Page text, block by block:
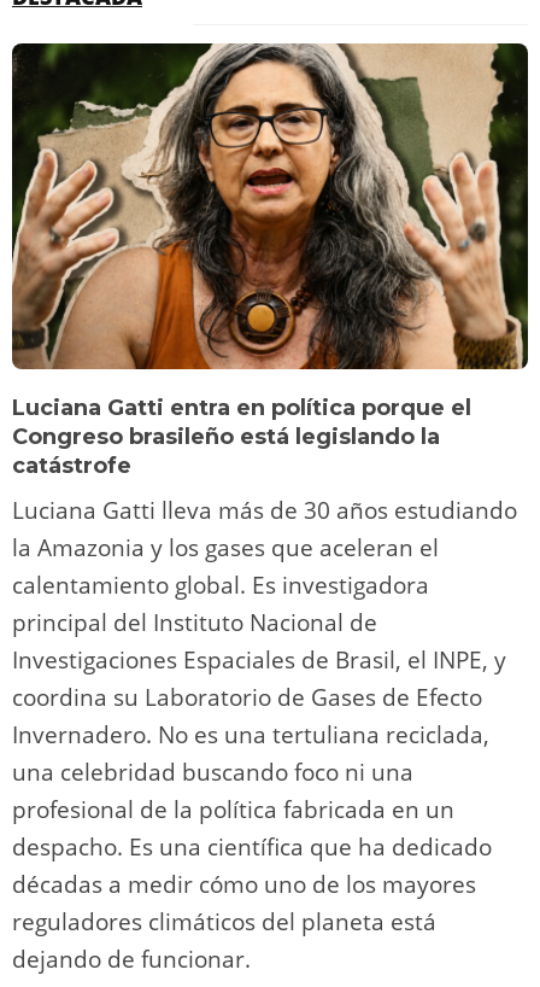
Luciana Gatti entra en política porque el
Congreso brasileño está legislando la
catástrofe
Luciana Gatti lleva más de 30 años estudiando
la Amazonia y los gases que aceleran el
calentamiento global. Es investigadora
principal del Instituto Nacional de
Investigaciones Espaciales de Brasil, el INPE, y
coordina su Laboratorio de Gases de Efecto
Invernadero. No es una tertuliana reciclada,
una celebridad buscando foco ni una
profesional de la política fabricada en un
despacho. Es una científica que ha dedicado
décadas a medir cómo uno de los mayores
reguladores climáticos del planeta está
dejando de funcionar.